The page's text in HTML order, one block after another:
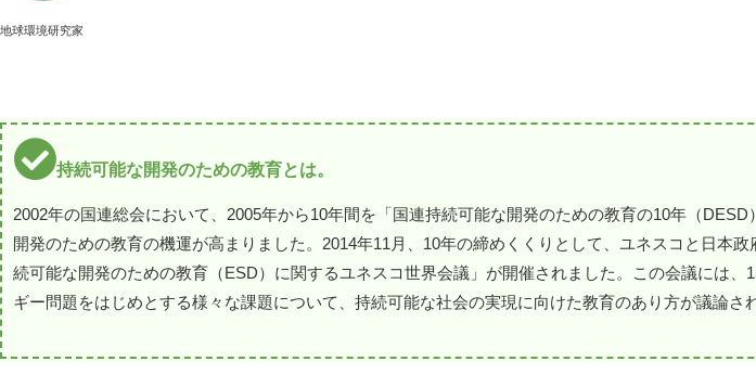
地球環境研究家
持続可能な開発のための教育とは。
2002年の国連総会において、2005年から10年間を「国連持続可能な開発のための教育の10年（
開発のための教育の機運が高まりました。2014年11月、10年の締めくくりとして、ユネスコと日本
続可能な開発のための教育（ESD）に関するユネスコ世界会議」が開催されました。この会議には、
ギー問題をはじめとする様々な課題について、持続可能な社会の実現に向けた教育のあり方が議論さ